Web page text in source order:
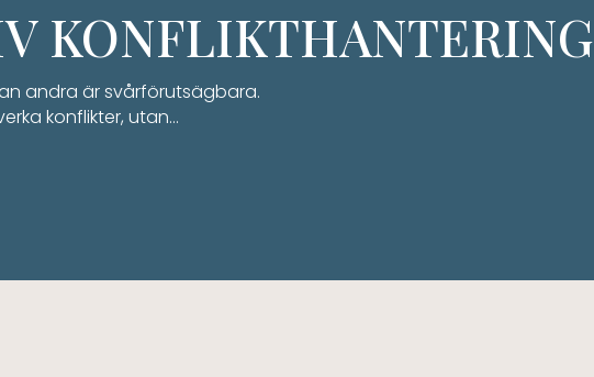
KONFLIKTHANTERING
andra är svårförutsägbara.
konflikter, utan…